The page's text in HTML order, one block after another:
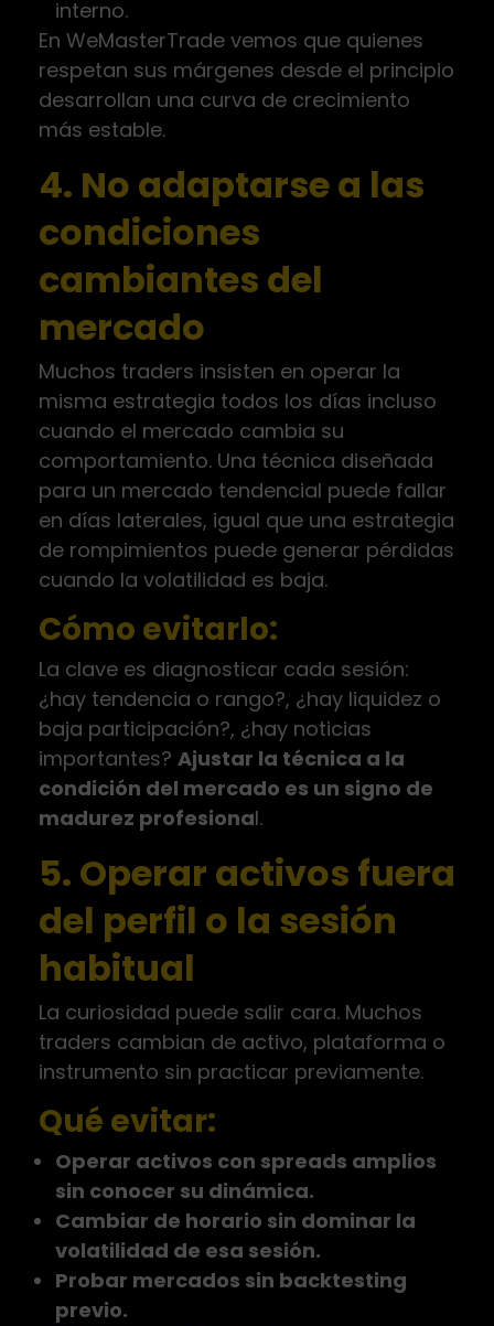
interno.
En WeMasterTrade vemos que quienes
respetan sus márgenes desde el principio
desarrollan una curva de crecimiento
más estable.
4. No adaptarse a las
condiciones
cambiantes del
mercado
Muchos traders insisten en operar la
misma estrategia todos los días incluso
cuando el mercado cambia su
comportamiento. Una técnica diseñada
para un mercado tendencial puede fallar
en días laterales, igual que una estrategia
de rompimientos puede generar pérdidas
cuando la volatilidad es baja.
Cómo evitarlo:
La clave es diagnosticar cada sesión:
¿hay tendencia o rango?, ¿hay liquidez o
baja participación?, ¿hay noticias
importantes? Ajustar la técnica a la
condición del mercado es un signo de
madurez profesional.
5. Operar activos fuera
del perfil o la sesión
habitual
La curiosidad puede salir cara. Muchos
traders cambian de activo, plataforma o
instrumento sin practicar previamente.
Qué evitar:
Operar activos con spreads amplios
sin conocer su dinámica.
Cambiar de horario sin dominar la
volatilidad de esa sesión.
Probar mercados sin backtesting
previo.